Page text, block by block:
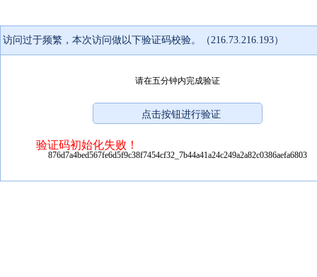
访问过于频繁，本次访问做以下验证码校验。（216.73.216.193）
请在五分钟内完成验证
验证码初始化失败！
876d7a4bed567fe6d5f9c38f7454cf32_7b44a41a24c249a2a82c0386aefa6803